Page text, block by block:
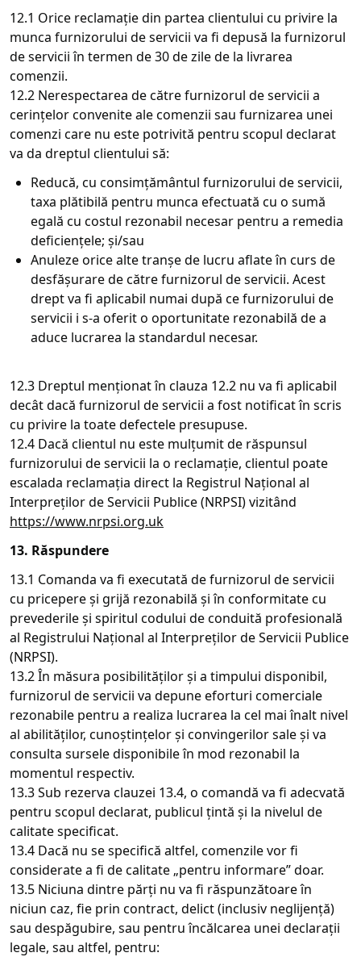
12.1 Orice reclamație din partea clientului cu privire la
munca furnizorului de servicii va fi depusă la furnizorul
de servicii în termen de 30 de zile de la livrarea
comenzii.
12.2 Nerespectarea de către furnizorul de servicii a
cerințelor convenite ale comenzii sau furnizarea unei
comenzi care nu este potrivită pentru scopul declarat
va da dreptul clientului să:
Reducă, cu consimțământul furnizorului de servicii,
taxa plătibilă pentru munca efectuată cu o sumă
egală cu costul rezonabil necesar pentru a remedia
deficiențele; și/sau
Anuleze orice alte tranșe de lucru aflate în curs de
desfășurare de către furnizorul de servicii. Acest
drept va fi aplicabil numai după ce furnizorului de
servicii i s-a oferit o oportunitate rezonabilă de a
aduce lucrarea la standardul necesar.
12.3 Dreptul menționat în clauza 12.2 nu va fi aplicabil
decât dacă furnizorul de servicii a fost notificat în scris
cu privire la toate defectele presupuse.
12.4 Dacă clientul nu este mulțumit de răspunsul
furnizorului de servicii la o reclamație, clientul poate
escalada reclamația direct la Registrul Național al
Interpreților de Servicii Publice (NRPSI) vizitând
https://www.nrpsi.org.uk
13. Răspundere
13.1 Comanda va fi executată de furnizorul de servicii
cu pricepere și grijă rezonabilă și în conformitate cu
prevederile și spiritul codului de conduită profesională
al Registrului Național al Interpreților de Servicii Publice
(NRPSI).
13.2 În măsura posibilităților și a timpului disponibil,
furnizorul de servicii va depune eforturi comerciale
rezonabile pentru a realiza lucrarea la cel mai înalt nivel
al abilităților, cunoștințelor și convingerilor sale și va
consulta sursele disponibile în mod rezonabil la
momentul respectiv.
13.3 Sub rezerva clauzei 13.4, o comandă va fi adecvată
pentru scopul declarat, publicul țintă și la nivelul de
calitate specificat.
13.4 Dacă nu se specifică altfel, comenzile vor fi
considerate a fi de calitate „pentru informare” doar.
13.5 Niciuna dintre părți nu va fi răspunzătoare în
niciun caz, fie prin contract, delict (inclusiv neglijență)
sau despăgubire, sau pentru încălcarea unei declarații
legale, sau altfel, pentru: